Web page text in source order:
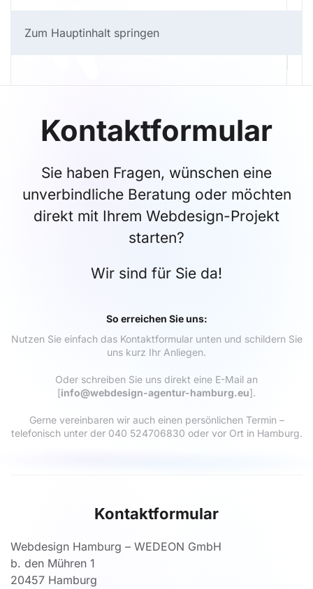
Zum Hauptinhalt springen
Kontaktformular
Sie haben Fragen, wünschen eine
unverbindliche Beratung oder möchten
direkt mit Ihrem Webdesign-Projekt
starten?
Wir sind für Sie da!
So erreichen Sie uns:
Nutzen Sie einfach das Kontaktformular unten und schildern Sie
uns kurz Ihr Anliegen.
Oder schreiben Sie uns direkt eine E-Mail an
[info@webdesign-agentur-hamburg.eu].
Gerne vereinbaren wir auch einen persönlichen Termin –
telefonisch unter der 040 524706830 oder vor Ort in Hamburg.
Kontaktformular
Webdesign Hamburg – WEDEON GmbH
b. den Mühren 1
20457 Hamburg